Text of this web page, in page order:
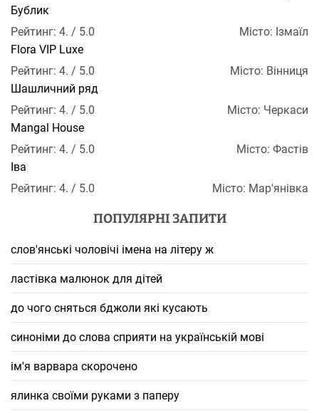
Бублик
Рейтинг: 4. / 5.0
Місто: Ізмаїл
Flora VIP Luxe
Рейтинг: 4. / 5.0
Місто: Вінниця
Шашличний ряд
Рейтинг: 4. / 5.0
Місто: Черкаси
Mangal House
Рейтинг: 4. / 5.0
Місто: Фастів
Іва
Рейтинг: 4. / 5.0
Місто: Мар'янівка
ПОПУЛЯРНІ ЗАПИТИ
слов'янські чоловічі імена на літеру ж
ластівка малюнок для дітей
до чого сняться бджоли які кусають
синоніми до слова сприяти на українській мові
ім'я варвара скорочено
ялинка своїми руками з паперу